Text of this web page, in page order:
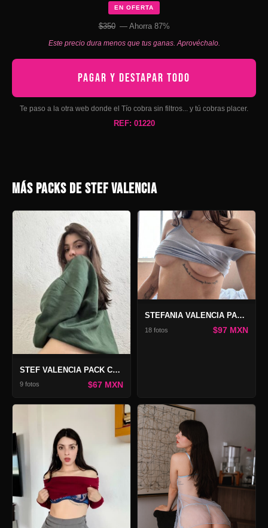
EN OFERTA
$350 — Ahorra 87%
Este precio dura menos que tus ganas. Aprovéchalo.
PAGAR Y DESTAPAR TODO
Te paso a la otra web donde el Tío cobra sin filtros... y tú cobras placer.
REF: 01220
MÁS PACKS DE STEF VALENCIA
STEF VALENCIA PACK CASUAL SEDUCCIÓN
9 fotos $67 MXN
STEFANIA VALENCIA PACK SUAVIDAD SEDUCTORA
18 fotos $97 MXN